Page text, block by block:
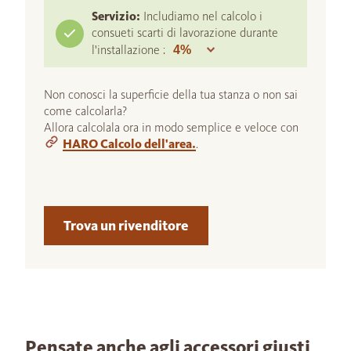
Servizio: Includiamo nel calcolo i
consueti scarti di lavorazione durante
l'installazione :
Non conosci la superficie della tua stanza o non sai
come calcolarla?
Allora calcolala ora in modo semplice e veloce con
HARO Calcolo dell'area..
Trova un rivenditore